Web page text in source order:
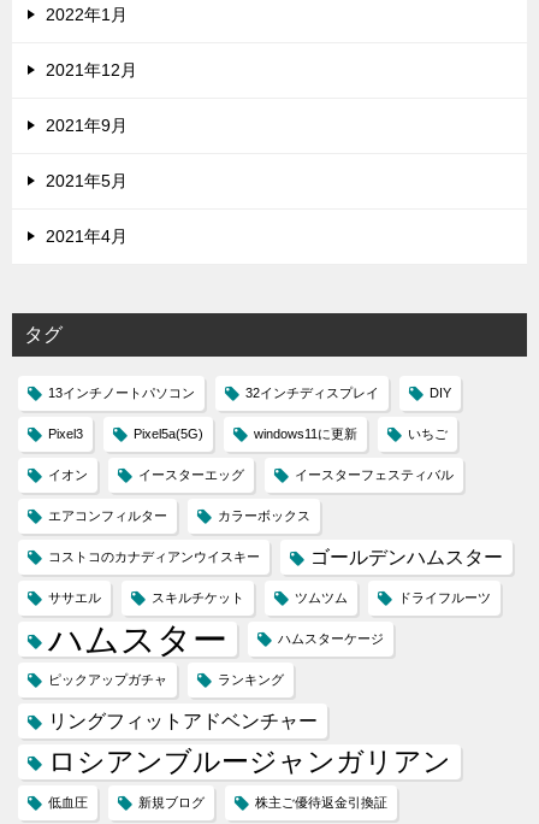
2022年1月
2021年12月
2021年9月
2021年5月
2021年4月
タグ
13インチノートパソコン 32インチディスプレイ DIY
Pixel3 Pixel5a(5G) windows11に更新 いちご
イオン イースターエッグ イースターフェスティバル
エアコンフィルター カラーボックス
コストコのカナディアンウイスキー ゴールデンハムスター
ササエル スキルチケット ツムツム ドライフルーツ
ハムスター ハムスターケージ
ピックアップガチャ ランキング
リングフィットアドベンチャー
ロシアンブルージャンガリアン
低血圧 新規ブログ 株主ご優待返金引換証